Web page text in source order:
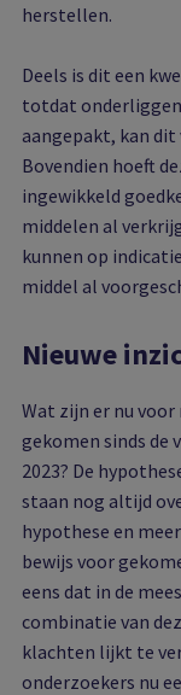
herstellen.
Deels is dit een
totdat
aangepakt, kan
Bovendien hoeft
ingewikkeld
middelen al
kunnen op
middel al
Nieuwe
Wat zijn er nu
gekomen sinds de
2023? De
staan nog altijd
hypothese en
bewijs voor
eens dat in de
combinatie van
klachten lijkt te
onderzoekers nu